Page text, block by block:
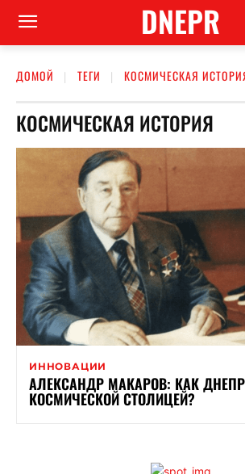
DNEPR
ДОМОЙ ТЕГИ КОСМИЧЕСКАЯ
КОСМИЧЕСКАЯ ИСТОРИЯ
ИННОВАЦИИ
АЛЕКСАНДР МАКАРОВ: КАК
КОСМИЧЕСКОЙ СТОЛИЦЕЙ?